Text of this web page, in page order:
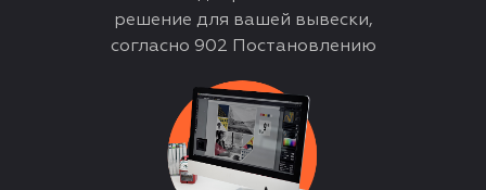
решение для вашей вывески,
согласно 902 Постановлению